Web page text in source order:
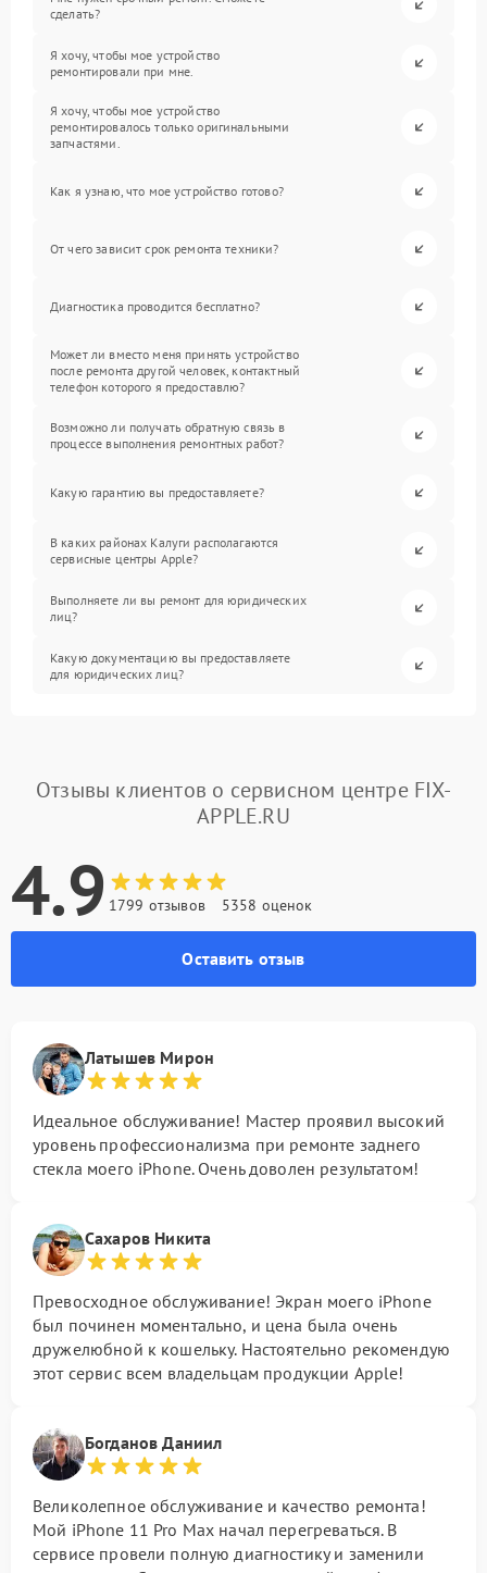
сделать?
Я хочу, чтобы мое устройство
ремонтировали при мне.
Я хочу, чтобы мое устройство
ремонтировалось только оригинальными
запчастями.
Как я узнаю, что мое устройство готово?
От чего зависит срок ремонта техники?
Диагностика проводится бесплатно?
Может ли вместо меня принять устройство
после ремонта другой человек, контактный
телефон которого я предоставлю?
Возможно ли получать обратную связь в
процессе выполнения ремонтных работ?
Какую гарантию вы предоставляете?
В каких районах Калуги располагаются
сервисные центры Apple?
Выполняете ли вы ремонт для юридических
лиц?
Какую документацию вы предоставляете
для юридических лиц?
Отзывы клиентов о сервисном центре FIX-
APPLE.RU
4.9 1799 отзывов 5358 оценок
Оставить отзыв
Латышев Мирон
Идеальное обслуживание! Мастер проявил высокий
уровень профессионализма при ремонте заднего
стекла моего iPhone. Очень доволен результатом!
Сахаров Никита
Превосходное обслуживание! Экран моего iPhone
был починен моментально, и цена была очень
дружелюбной к кошельку. Настоятельно рекомендую
этот сервис всем владельцам продукции Apple!
Богданов Даниил
Великолепное обслуживание и качество ремонта!
Мой iPhone 11 Pro Max начал перегреваться. В
сервисе провели полную диагностику и заменили